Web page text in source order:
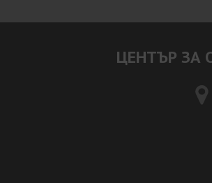
ЦЕНТЪР ЗА